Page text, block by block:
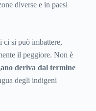
diverse e in paesi
ci si può imbattere,
il peggiore. Non è
deriva dal termine
degli indigeni